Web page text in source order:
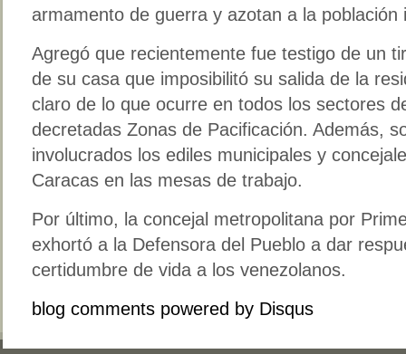
armamento de guerra y azotan a la población
Agregó que recientemente fue testigo de un
de su casa que imposibilitó su salida de la
claro de lo que ocurre en todos los sectores
decretadas Zonas de Pacificación. Además,
involucrados los ediles municipales y
Caracas en las mesas de trabajo.
Por último, la concejal metropolitana por
exhortó a la Defensora del Pueblo a dar
certidumbre de vida a los venezolanos.
blog comments powered by Disqus